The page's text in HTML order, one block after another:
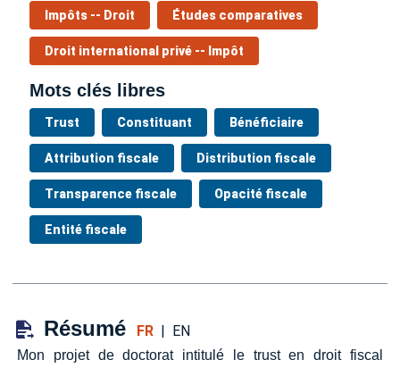
Impôts -- Droit Études comparatives
Droit international privé -- Impôt
Mots clés libres
Trust Constituant Bénéficiaire
Attribution fiscale Distribution fiscale
Transparence fiscale Opacité fiscale
Entité fiscale
Résumé FR | EN
Mon projet de doctorat intitulé le trust en droit fiscal